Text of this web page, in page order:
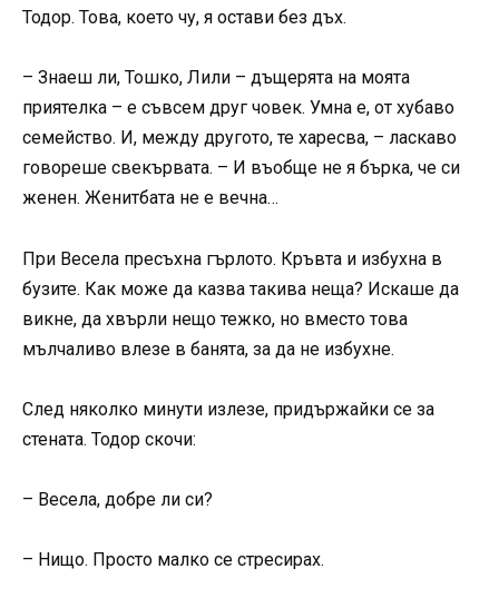
Тодор. Това, което чу, я остави без дъх.
– Знаеш ли, Тошко, Лили – дъщерята на моята
приятелка – е съвсем друг човек. Умна е, от хубаво
семейство. И, между другото, те харесва, – ласкаво
говореше свекървата. – И въобще не я бърка, че си
женен. Женитбата не е вечна…
При Весела пресъхна гърлото. Кръвта и избухна в
бузите. Как може да казва такива неща? Искаше да
викне, да хвърли нещо тежко, но вместо това
мълчаливо влезе в банята, за да не избухне.
След няколко минути излезе, придържайки се за
стената. Тодор скочи:
– Весела, добре ли си?
– Нищо. Просто малко се стресирах.